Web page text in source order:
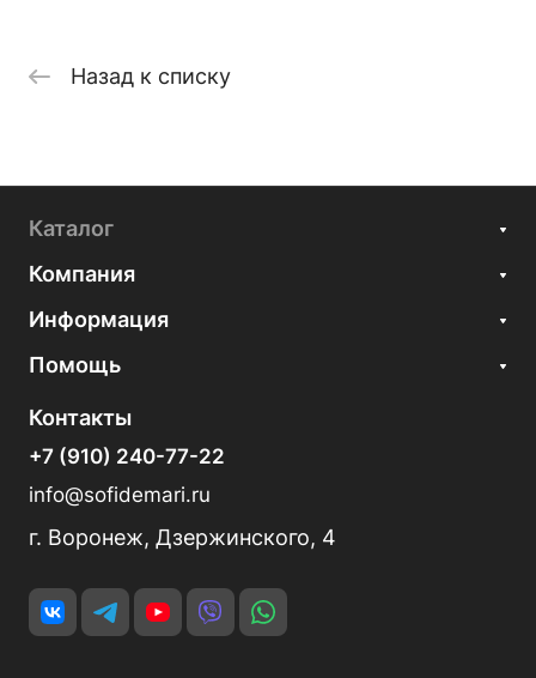
Назад к списку
Каталог
Компания
Информация
Помощь
Контакты
+7 (910) 240-77-22
info@sofidemari.ru
г. Воронеж, Дзержинского, 4